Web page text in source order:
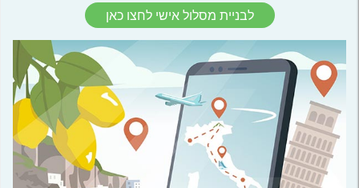
לבניית מסלול אישי לחצו כאן